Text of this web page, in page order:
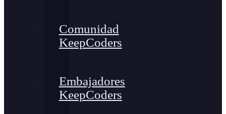
Comunidad
KeepCoders
Embajadores
KeepCoders